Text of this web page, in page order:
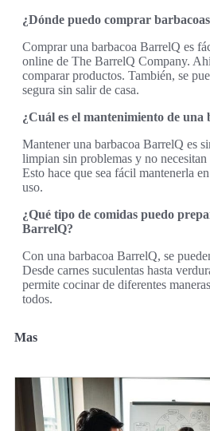
¿Dónde puedo comprar
Comprar una barbacoa BarrelQ es
online de The BarrelQ Company.
comparar productos. También, se
segura sin salir de casa.
¿Cuál es el mantenimiento de
Mantener una barbacoa BarrelQ es
limpian sin problemas y no necesitan
Esto hace que sea fácil mantenerla
uso.
¿Qué tipo de comidas puedo
BarrelQ?
Con una barbacoa BarrelQ, se
Desde carnes suculentas hasta
permite cocinar de diferentes
todos.
Mas